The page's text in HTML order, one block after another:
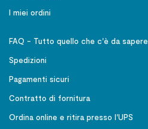
I miei ordini
FAQ - Tutto quello che c'è da sapere
Spedizioni
Pagamenti sicuri
Contratto di fornitura
Ordina online e ritira presso l'UPS